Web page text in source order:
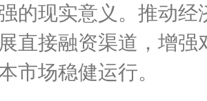
的现实意义。推动
直接融资渠道，增
市场稳健运行。